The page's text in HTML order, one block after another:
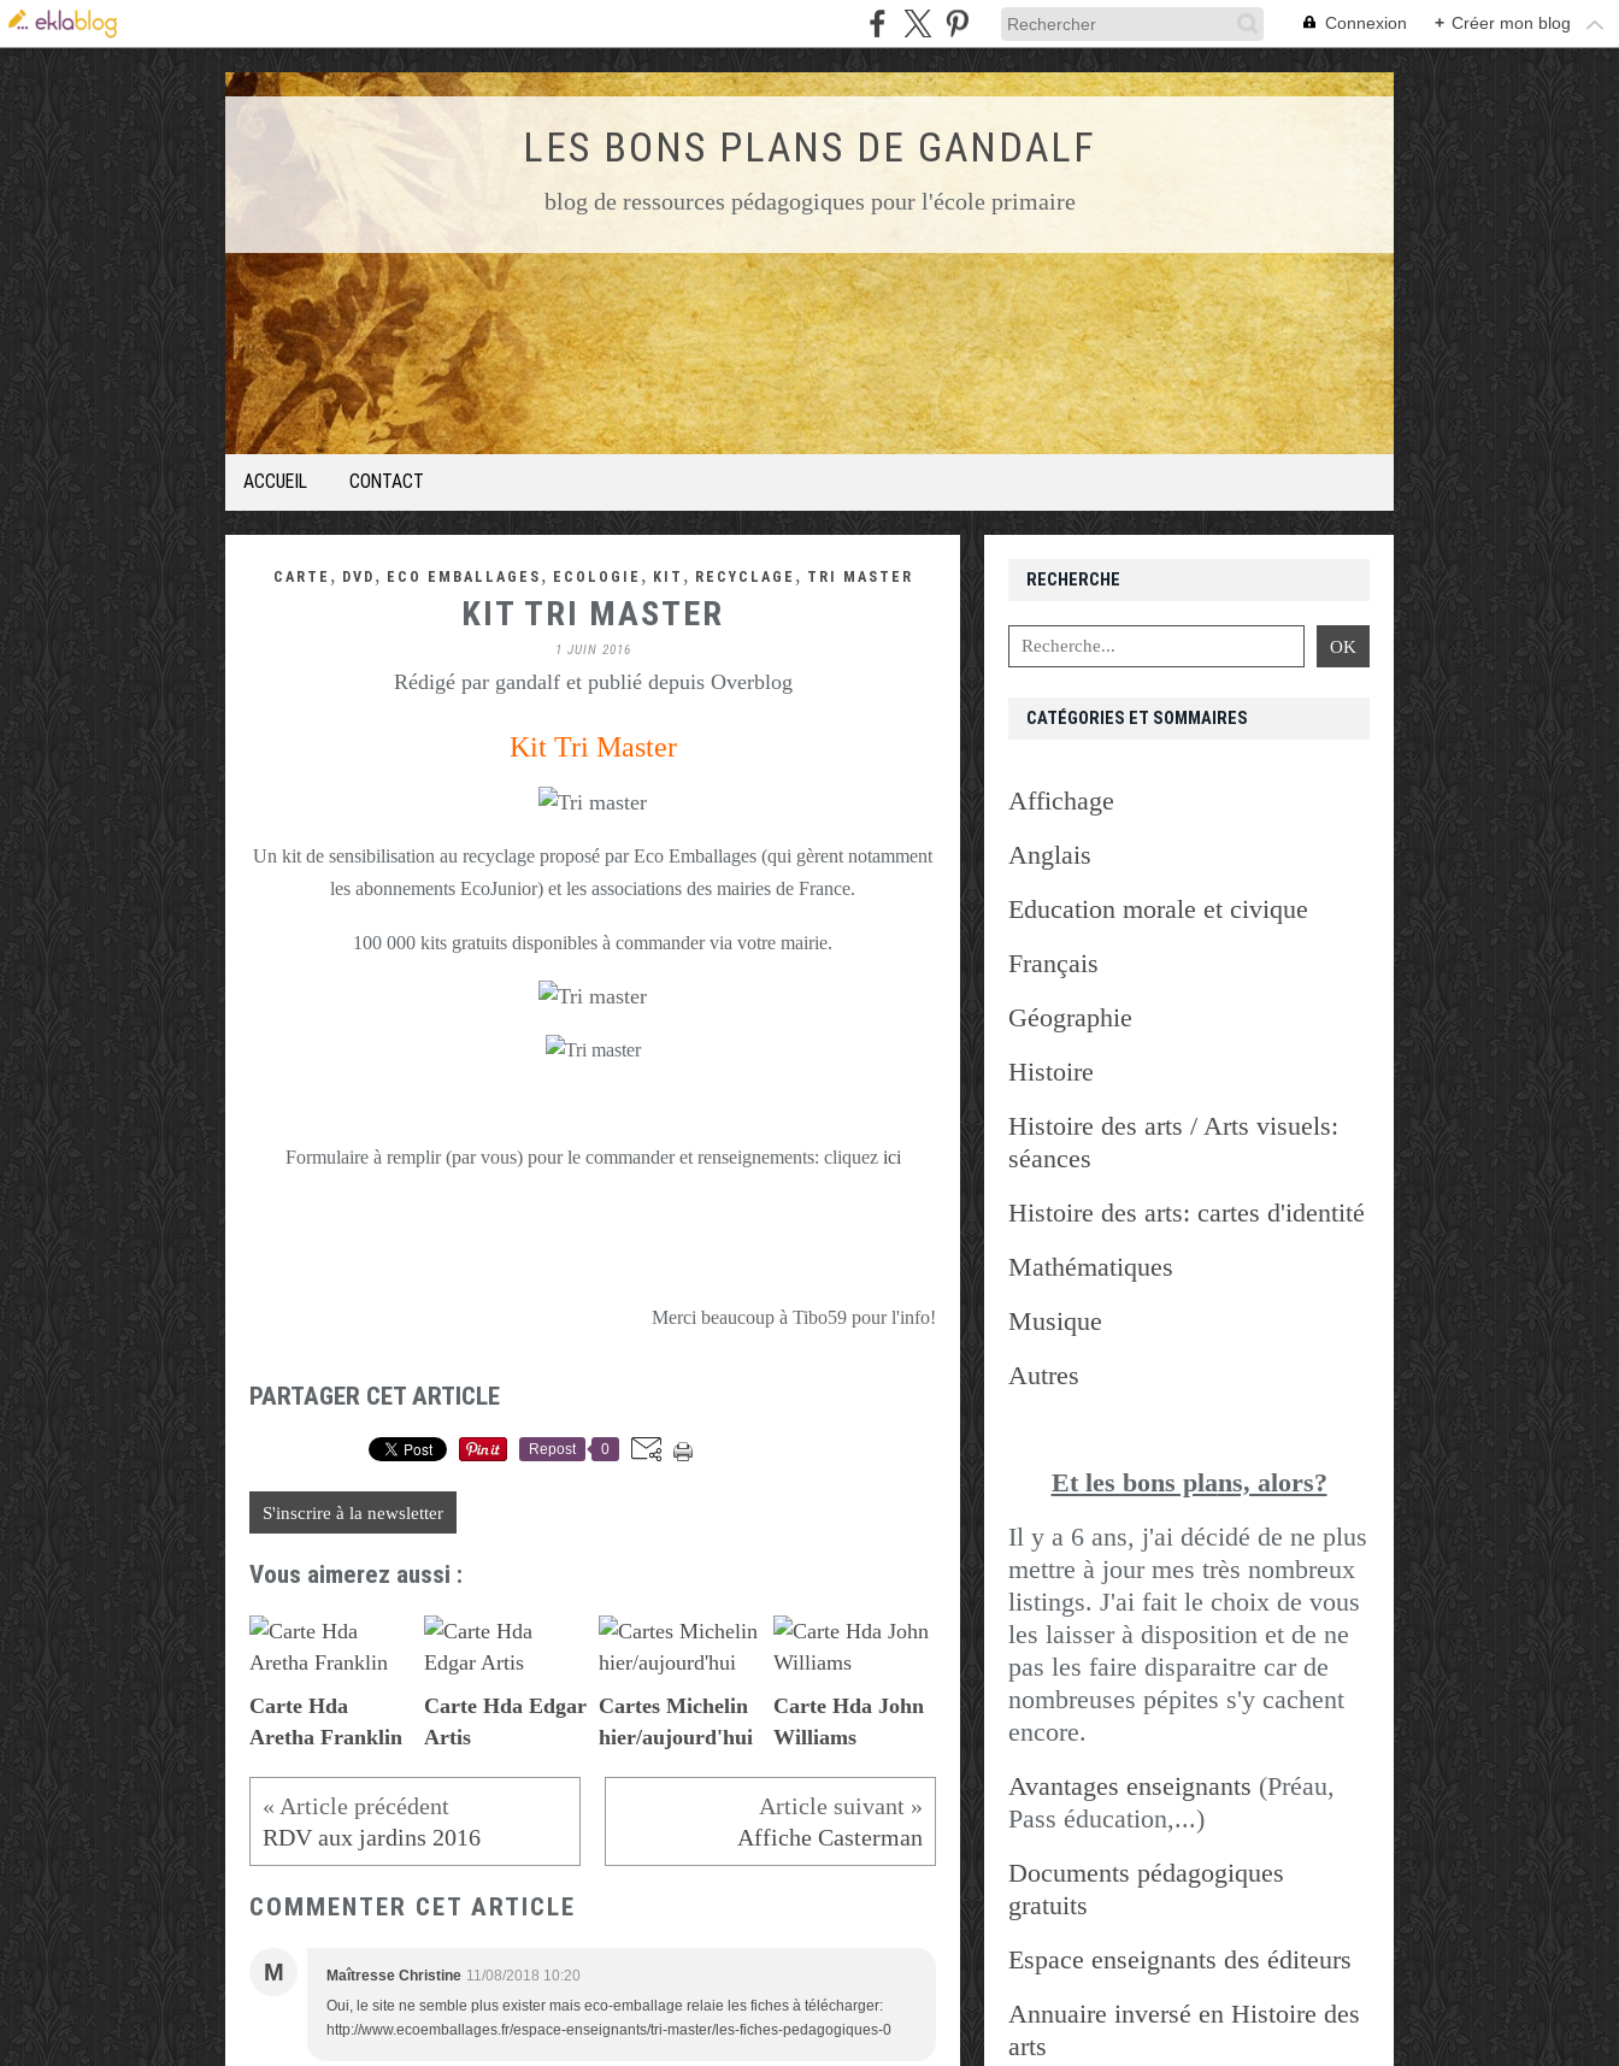
Connexion + Créer mon blog
LES BONS PLANS DE GANDALF
blog de ressources pédagogiques pour l'école primaire
ACCUEIL CONTACT
CARTE , DVD , ECO EMBALLAGES , ECOLOGIE , KIT , RECYCLAGE , TRI MASTER
KIT TRI MASTER
1 JUIN 2016
Rédigé par gandalf et publié depuis Overblog
Kit Tri Master
Un kit de sensibilisation au recyclage proposé par Eco Emballages (qui gèrent notamment
les abonnements EcoJunior) et les associations des mairies de France.
100 000 kits gratuits disponibles à commander via votre mairie.
Formulaire à remplir (par vous) pour le commander et renseignements: cliquez ici
Merci beaucoup à Tibo59 pour l'info!
PARTAGER CET ARTICLE
Repost 0
S'inscrire à la newsletter
Vous aimerez aussi :
Carte Hda
Aretha Franklin
Carte Hda Edgar
Artis
Cartes Michelin
hier/aujourd'hui
Carte Hda John
Williams
RDV aux jardins 2016 Affiche Casterman
COMMENTER CET ARTICLE
M Maîtresse Christine 11/08/2018 10:20
Oui, le site ne semble plus exister mais eco-emballage relaie les fiches à télécharger:
http://www.ecoemballages.fr/espace-enseignants/tri-master/les-fiches-pedagogiques-0
RECHERCHE
CATÉGORIES ET SOMMAIRES
Affichage
Anglais
Education morale et civique
Français
Géographie
Histoire
Histoire des arts / Arts visuels:
séances
Histoire des arts: cartes d'identité
Mathématiques
Musique
Autres
Et les bons plans, alors?
Il y a 6 ans, j'ai décidé de ne plus
mettre à jour mes très nombreux
listings. J'ai fait le choix de vous
les laisser à disposition et de ne
pas les faire disparaitre car de
nombreuses pépites s'y cachent
encore.
Avantages enseignants (Préau,
Pass éducation,...)
Documents pédagogiques
gratuits
Espace enseignants des éditeurs
Annuaire inversé en Histoire des
arts